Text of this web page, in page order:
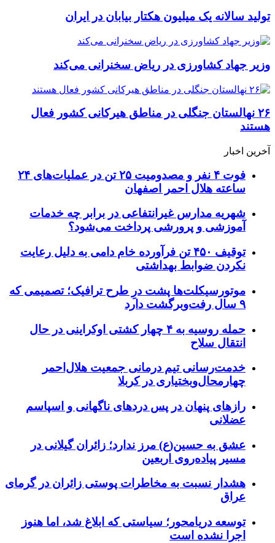
تولید سالانه یک میلیون هکتار بیابان در ایران
وزیر جهاد کشاورزی در ریاض سخنرانی می‌کند
۲۶ نهالستان جنگلی در مناطق هیرکانی کشور فعال
هستند
آخرین اخبار
فوت ۴ نفر و مصدومیت ۲۵ تن در عملیات‌های ۲۴
ساعته هلال احمر اصفهان
شهریه مدارس غیرانتفاعی در برابر چه خدمات
آموزشی و پرورشی پرداخت می‌شود؟
توقیف ۴۵۰ تن فرآورده خام دامی به دلیل رعایت
نکردن ضوابط بهداشتی
موتورسیکلت‌ها پشت درِ طرح ترافیک؛ تصمیمی که
۹ سال رفت‌وبرگشت دارد
حمله روسیه به ۴ چهار کشتی اوکراینی در حال
انتقال سلاح
خدمت‌رسانی تیم درمانی جمعیت هلال‌احمر
چهارمحال‌وبختیاری در کربلا
رازهای پنهان در پس دردهای ناگهانی و اسپاسم
عضلانی
عشق به حسین(ع) مرز ندارد؛ زائران گیلانی در
مسیر پیاده‌روی اربعین
هشدار نسبت به مخاطرات پوستی زائران در گرمای
عراق
توسعه دریامحور؛ سیاستی که ابلاغ شد، اما هنوز
اجرا نشده است